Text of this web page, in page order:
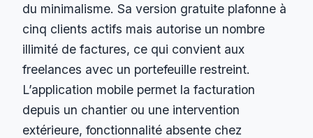
du minimalisme. Sa version gratuite plafonne à
cinq clients actifs mais autorise un nombre
illimité de factures, ce qui convient aux
freelances avec un portefeuille restreint.
L’application mobile permet la facturation
depuis un chantier ou une intervention
extérieure, fonctionnalité absente chez